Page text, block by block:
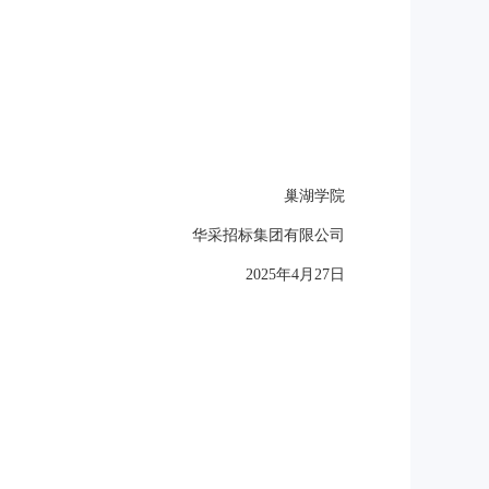
巢湖学院
华采招标集团有限公司
2025年4月27日